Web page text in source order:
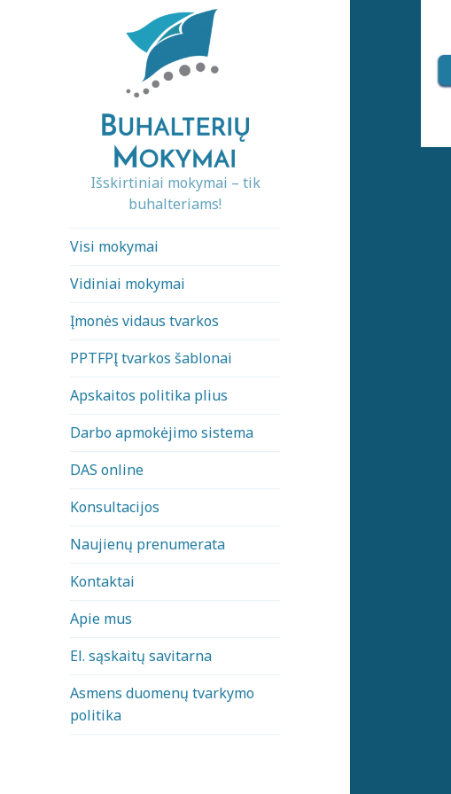
Išskirtiniai mokymai – tik
buhalteriams!
Visi mokymai
Vidiniai mokymai
Įmonės vidaus tvarkos
PPTFPĮ tvarkos šablonai
Apskaitos politika plius
Darbo apmokėjimo sistema
DAS online
Konsultacijos
Naujienų prenumerata
Kontaktai
Apie mus
El. sąskaitų savitarna
Asmens duomenų tvarkymo
politika